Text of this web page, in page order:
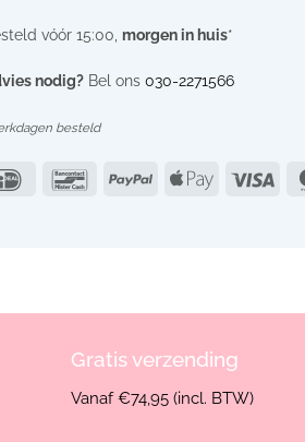
vóór 15:00,morgen in huis*
nodig? Bel ons030-2271566
besteld
IDeal BancontactPayPal Apple
Visa
Gratis verzending
Vanaf €74,95 (incl. BTW)